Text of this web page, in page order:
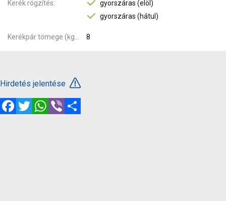
Kerék rögzítés
gyorszáras (elöl)
gyorszáras (hátul)
8
Hirdetés jelentése
FacebookTwitterWhatsApp
Viber